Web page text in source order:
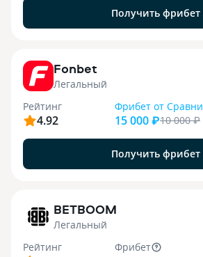
Получить фрибет
Fonbet
Легальный
Рейтинг
4.92
Фрибет от Сравни
15 000 ₽10 000₽
Получить фрибет
BETBOOM
Легальный
Рейтинг
Фрибет